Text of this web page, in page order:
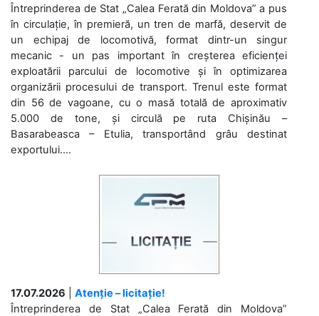
Întreprinderea de Stat „Calea Ferată din Moldova” a pus
în circulație, în premieră, un tren de marfă, deservit de
un echipaj de locomotivă, format dintr-un singur
mecanic - un pas important în creșterea eficienței
exploatării parcului de locomotive și în optimizarea
organizării procesului de transport. Trenul este format
din 56 de vagoane, cu o masă totală de aproximativ
5.000 de tone, și circulă pe ruta Chișinău –
Basarabeasca – Etulia, transportând grâu destinat
exportului....
17.07.2026
Atenție – licitație!
Întreprinderea de Stat „Calea Ferată din Moldova”